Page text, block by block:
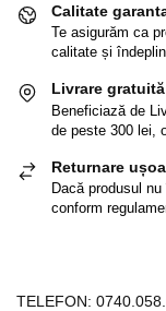
Calitate
Te asigurăm ca
calitate și
Livrare gratuită
Beneficiază de
de peste 300 lei,
Returnare
Dacă produsul
conform
TELEFON: